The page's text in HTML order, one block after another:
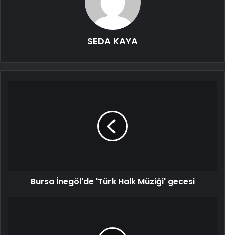
SEDA KAYA
Bursa İnegöl'de 'Türk Halk Müziği' gecesi